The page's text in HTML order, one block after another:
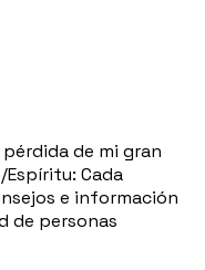
de mi gran
Cada
e información
de personas